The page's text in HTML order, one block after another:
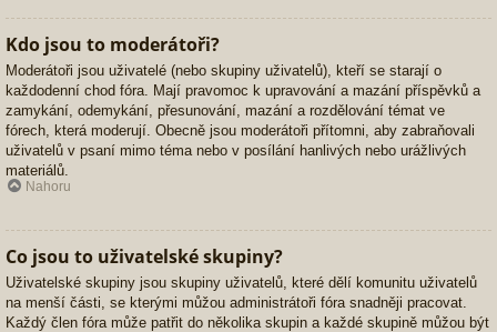
Kdo jsou to moderátoři?
Moderátoři jsou uživatelé (nebo skupiny uživatelů), kteří se starají o
každodenní chod fóra. Mají pravomoc k upravování a mazání příspěvků a
zamykání, odemykání, přesunování, mazání a rozdělování témat ve
fórech, která moderují. Obecně jsou moderátoři přítomni, aby zabraňovali
uživatelů v psaní mimo téma nebo v posílání hanlivých nebo urážlivých
materiálů.
Nahoru
Co jsou to uživatelské skupiny?
Uživatelské skupiny jsou skupiny uživatelů, které dělí komunitu uživatelů
na menší části, se kterými můžou administrátoři fóra snadněji pracovat.
Každý člen fóra může patřit do několika skupin a každé skupině můžou být